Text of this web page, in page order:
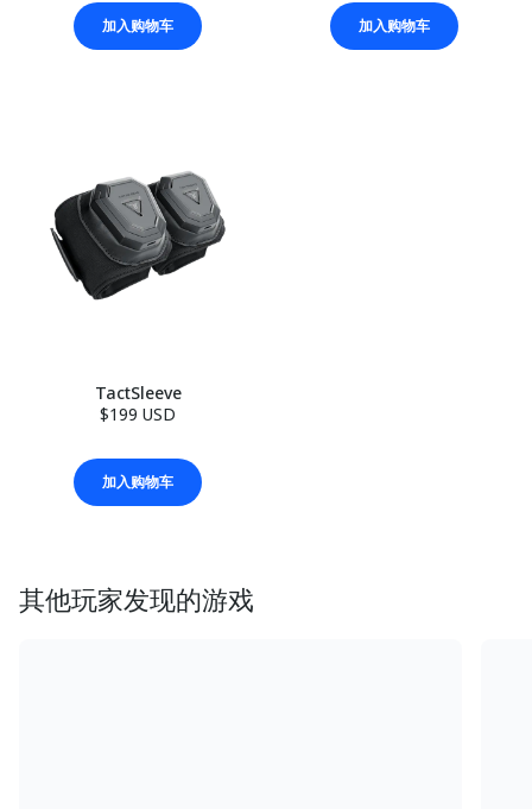
加入购物车 加入购物车
TactSleeve
$199 USD
加入购物车
其他玩家发现的游戏